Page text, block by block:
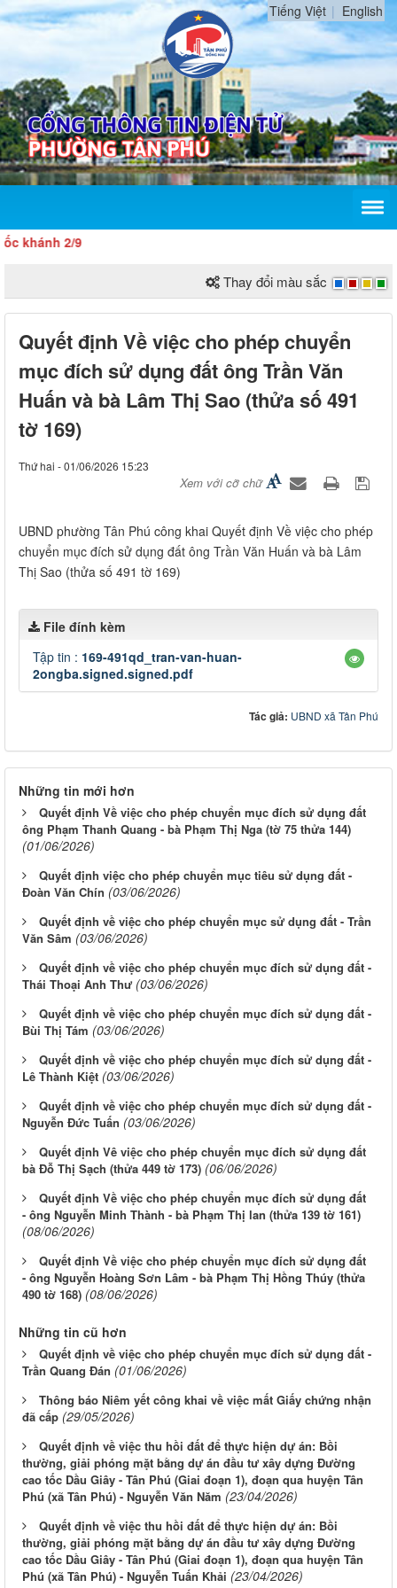
Tiếng Việt English
2/9
Thay đổi màu sắc
Quyết định Về việc cho phép chuyển
mục đích sử dụng đất ông Trần Văn
Huấn và bà Lâm Thị Sao (thửa số 491
tờ 169)
Thứ hai - 01/06/2026 15:23
Xem với cỡ chữ
UBND phường Tân Phú công khai Quyết định Về việc cho phép
chuyển mục đích sử dụng đất ông Trần Văn Huấn và bà Lâm
Thị Sao (thửa số 491 tờ 169)
File đính kèm
Tập tin : 169-491qd_tran-van-huan-
2ongba.signed.signed.pdf
Tác giả: UBND xã Tân Phú
Những tin mới hơn
Quyết định Về việc cho phép chuyển mục đích sử dụng đất
ông Phạm Thanh Quang - bà Phạm Thị Nga (tờ 75 thửa 144)
(01/06/2026)
Quyết định việc cho phép chuyển mục tiêu sử dụng đất -
Đoàn Văn Chín (03/06/2026)
Quyết định về việc cho phép chuyển mục sử dụng đất - Trần
Văn Sâm (03/06/2026)
Quyết định về việc cho phép chuyển mục đích sử dụng đất -
Thái Thoại Anh Thư (03/06/2026)
Quyết định về việc cho phép chuyển mục đích sử dụng đất -
Bùi Thị Tám (03/06/2026)
Quyết định về việc cho phép chuyển mục đích sử dụng đất -
Lê Thành Kiệt (03/06/2026)
Quyết định về việc cho phép chuyển mục đích sử dụng đất -
Nguyễn Đức Tuấn (03/06/2026)
Quyết định Vê việc cho phép chuyển mục đích sử dụng đất
bà Đỗ Thị Sạch (thửa 449 tờ 173) (06/06/2026)
Quyết định Về việc cho phép chuyển mục đích sử dụng đất
- ông Nguyễn Minh Thành - bà Phạm Thị lan (thửa 139 tờ 161)
(08/06/2026)
Quyết định Về việc cho phép chuyển mục đích sử dụng đất
- ông Nguyễn Hoàng Sơn Lâm - bà Phạm Thị Hồng Thúy (thửa
490 tờ 168) (08/06/2026)
Những tin cũ hơn
Quyết định về việc cho phép chuyển mục đích sử dụng đất -
Trần Quang Đán (01/06/2026)
Thông báo Niêm yết công khai về việc mất Giấy chứng nhận
đã cấp (29/05/2026)
Quyết định về việc thu hồi đất để thực hiện dự án: Bồi
thường, giải phóng mặt bằng dự án đầu tư xây dựng Đường
cao tốc Dầu Giây - Tân Phú (Giai đoạn 1), đoạn qua huyện Tân
Phú (xã Tân Phú) - Nguyễn Văn Năm (23/04/2026)
Quyết định về việc thu hồi đất để thực hiện dự án: Bồi
thường, giải phóng mặt bằng dự án đầu tư xây dựng Đường
cao tốc Dầu Giây - Tân Phú (Giai đoạn 1), đoạn qua huyện Tân
Phú (xã Tân Phú) - Nguyễn Tuấn Khải (23/04/2026)